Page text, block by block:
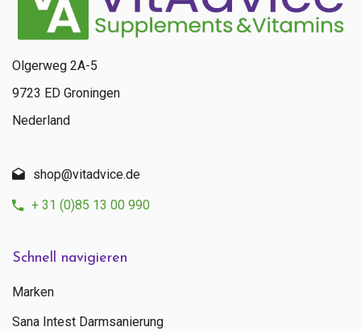
Schnell navigieren
Marken
Sana Intest Darmsanierung
Olgerweg 2A-5
9723 ED Groningen
Nederland
shop@vitadvice.de
+ 31 (0)85 13 00 990